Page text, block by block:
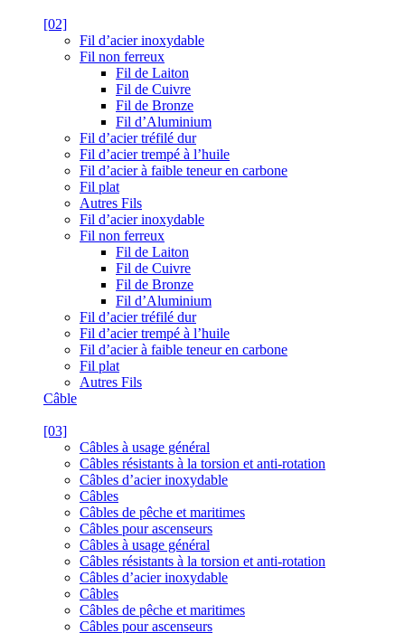
[02]
Fil d’acier inoxydable
Fil non ferreux
Fil de Laiton
Fil de Cuivre
Fil de Bronze
Fil d’Aluminium
Fil d’acier tréfilé dur
Fil d’acier trempé à l’huile
Fil d’acier à faible teneur en carbone
Fil plat
Autres Fils
Fil d’acier inoxydable
Fil non ferreux
Fil de Laiton
Fil de Cuivre
Fil de Bronze
Fil d’Aluminium
Fil d’acier tréfilé dur
Fil d’acier trempé à l’huile
Fil d’acier à faible teneur en carbone
Fil plat
Autres Fils
Câble
[03]
Câbles à usage général
Câbles résistants à la torsion et anti-rotation
Câbles d’acier inoxydable
Câbles
Câbles de pêche et maritimes
Câbles pour ascenseurs
Câbles à usage général
Câbles résistants à la torsion et anti-rotation
Câbles d’acier inoxydable
Câbles
Câbles de pêche et maritimes
Câbles pour ascenseurs